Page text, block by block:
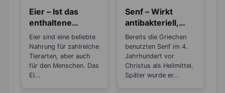
Eier – Ist das
enthaltene
Cholesterin
gesundheitsschä
dlich?
Eier sind eine beliebte
Nahrung für zahlreiche
Tierarten, aber auch
für den Menschen. Das
Ei...
Senf – Wirkt
antibakteriell,
entzündungshem
mend und
Blutdruck
senkend
Bereits die Griechen
benutzten Senf im 4.
Jahrhundert vor
Christus als Heilmittel.
Später wurde er...